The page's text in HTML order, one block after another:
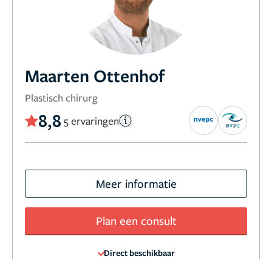
Maarten Ottenhof
Plastisch chirurg
8,8 5 ervaringen
Meer informatie
Plan een consult
Direct beschikbaar